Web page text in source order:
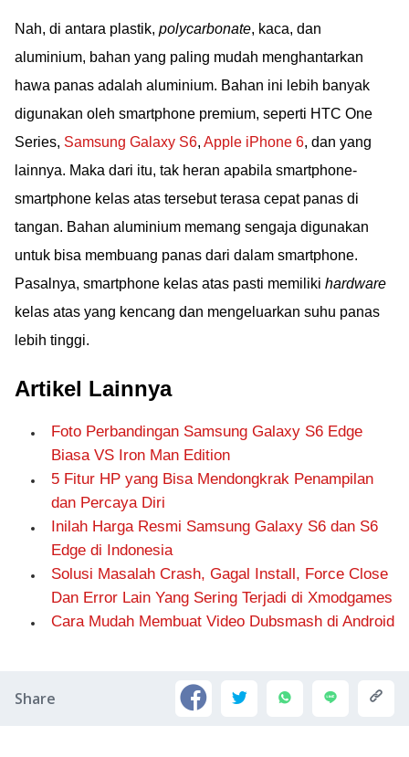
Nah, di antara plastik, polycarbonate, kaca, dan
aluminium, bahan yang paling mudah menghantarkan
hawa panas adalah aluminium. Bahan ini lebih banyak
digunakan oleh smartphone premium, seperti HTC One
Series, Samsung Galaxy S6, Apple iPhone 6, dan yang
lainnya. Maka dari itu, tak heran apabila smartphone-
smartphone kelas atas tersebut terasa cepat panas di
tangan. Bahan aluminium memang sengaja digunakan
untuk bisa membuang panas dari dalam smartphone.
Pasalnya, smartphone kelas atas pasti memiliki hardware
kelas atas yang kencang dan mengeluarkan suhu panas
lebih tinggi.
Artikel Lainnya
Foto Perbandingan Samsung Galaxy S6 Edge
Biasa VS Iron Man Edition
5 Fitur HP yang Bisa Mendongkrak Penampilan
dan Percaya Diri
Inilah Harga Resmi Samsung Galaxy S6 dan S6
Edge di Indonesia
Solusi Masalah Crash, Gagal Install, Force Close
Dan Error Lain Yang Sering Terjadi di Xmodgames
Cara Mudah Membuat Video Dubsmash di Android
Share